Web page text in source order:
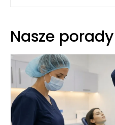
Nasze porady